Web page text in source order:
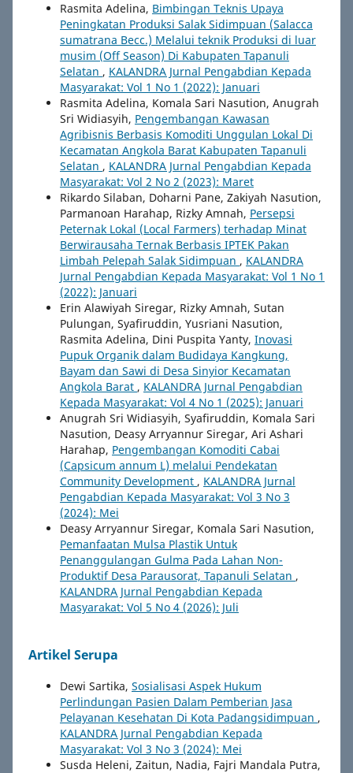
Rasmita Adelina, Bimbingan Teknis Upaya
Peningkatan Produksi Salak Sidimpuan (Salacca
sumatrana Becc.) Melalui teknik Produksi di luar
musim (Off Season) Di Kabupaten Tapanuli
Selatan , KALANDRA Jurnal Pengabdian Kepada
Masyarakat: Vol 1 No 1 (2022): Januari
Rasmita Adelina, Komala Sari Nasution, Anugrah
Sri Widiasyih, Pengembangan Kawasan
Agribisnis Berbasis Komoditi Unggulan Lokal Di
Kecamatan Angkola Barat Kabupaten Tapanuli
Selatan , KALANDRA Jurnal Pengabdian Kepada
Masyarakat: Vol 2 No 2 (2023): Maret
Rikardo Silaban, Doharni Pane, Zakiyah Nasution,
Parmanoan Harahap, Rizky Amnah, Persepsi
Peternak Lokal (Local Farmers) terhadap Minat
Berwirausaha Ternak Berbasis IPTEK Pakan
Limbah Pelepah Salak Sidimpuan , KALANDRA
Jurnal Pengabdian Kepada Masyarakat: Vol 1 No 1
(2022): Januari
Erin Alawiyah Siregar, Rizky Amnah, Sutan
Pulungan, Syafiruddin, Yusriani Nasution,
Rasmita Adelina, Dini Puspita Yanty, Inovasi
Pupuk Organik dalam Budidaya Kangkung,
Bayam dan Sawi di Desa Sinyior Kecamatan
Angkola Barat , KALANDRA Jurnal Pengabdian
Kepada Masyarakat: Vol 4 No 1 (2025): Januari
Anugrah Sri Widiasyih, Syafiruddin, Komala Sari
Nasution, Deasy Arryannur Siregar, Ari Ashari
Harahap, Pengembangan Komoditi Cabai
(Capsicum annum L) melalui Pendekatan
Community Development , KALANDRA Jurnal
Pengabdian Kepada Masyarakat: Vol 3 No 3
(2024): Mei
Deasy Arryannur Siregar, Komala Sari Nasution,
Pemanfaatan Mulsa Plastik Untuk
Penanggulangan Gulma Pada Lahan Non-
Produktif Desa Parausorat, Tapanuli Selatan ,
KALANDRA Jurnal Pengabdian Kepada
Masyarakat: Vol 5 No 4 (2026): Juli
Artikel Serupa
Dewi Sartika, Sosialisasi Aspek Hukum
Perlindungan Pasien Dalam Pemberian Jasa
Pelayanan Kesehatan Di Kota Padangsidimpuan ,
KALANDRA Jurnal Pengabdian Kepada
Masyarakat: Vol 3 No 3 (2024): Mei
Susda Heleni, Zaitun, Nadia, Fajri Mandala Putra,